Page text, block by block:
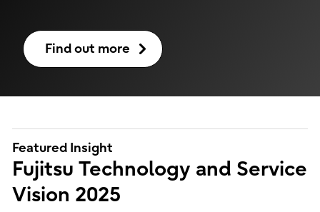
Find out more
Featured Insight
Fujitsu Technology and Service
Vision 2025